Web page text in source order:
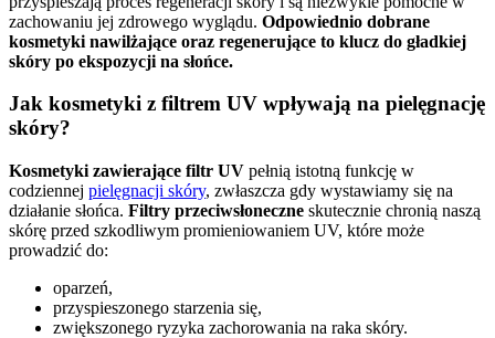
zachowaniu jej zdrowego wyglądu. Odpowiednio dobrane
kosmetyki nawilżające oraz regenerujące to klucz do gładkiej
skóry po ekspozycji na słońce.
Jak kosmetyki z filtrem UV wpływają na pielęgnację
skóry?
Kosmetyki zawierające filtr UV pełnią istotną funkcję w
codziennej pielęgnacji skóry, zwłaszcza gdy wystawiamy się na
działanie słońca. Filtry przeciwsłoneczne skutecznie chronią naszą
skórę przed szkodliwym promieniowaniem UV, które może
prowadzić do:
oparzeń,
przyspieszonego starzenia się,
zwiększonego ryzyka zachorowania na raka skóry.